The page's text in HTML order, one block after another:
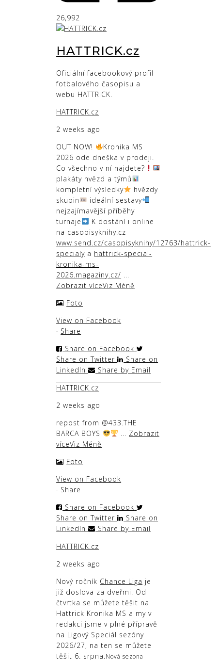
26,992
HATTRICK.cz
Oficiální facebookový profil
fotbalového časopisu a
webu HATTRICK.
HATTRICK.cz
2 weeks ago
OUT NOW!
Kronika MS
2026 ode dneška v prodeji.
Co všechno v ní najdete?
plakáty hvězd a týmů
kompletní výsledky
hvězdy
skupin
ideální sestavy
nejzajímavější příběhy
turnaje
K dostání i online
na casopisyknihy.cz
www.send.cz/casopisyknihy/12763/hattrick-
specialy a hattrick-special-
kronika-ms-
2026.magaziny.cz/ ...
Zobrazit víceViz Méně
Foto
View on Facebook
· Share
Share on Facebook
Share on Twitter
Share on
LinkedIn
Share by Email
HATTRICK.cz
2 weeks ago
repost from @433.THE
BARCA BOYS
... Zobrazit
víceViz Méně
Foto
View on Facebook
· Share
Share on Facebook
Share on Twitter
Share on
LinkedIn
Share by Email
HATTRICK.cz
2 weeks ago
Nový ročník Chance Liga je
již doslova za dveřmi. Od
čtvrtka se můžete těšit na
Hattrick Kronika MS a my v
redakci jsme v plné přípravě
na Ligový Speciál sezóny
2026/27, na ten se můžete
těšit 6. srpna.Nová sezona